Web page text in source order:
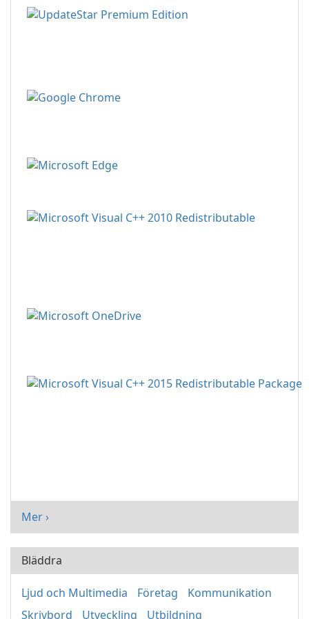
Mer ›
Bläddra
Ljud och Multimedia Företag
Kommunikation
Skrivbord
Utveckling Utbildning